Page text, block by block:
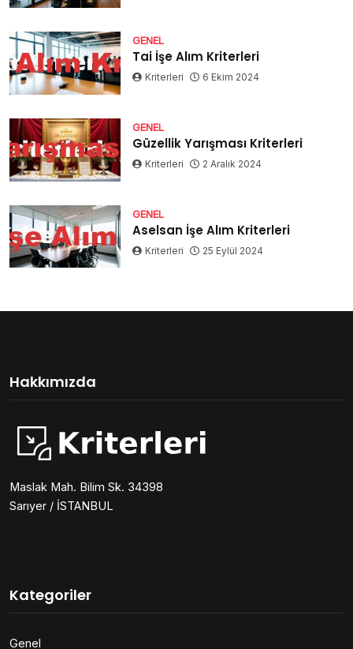
GENEL
Tai İşe Alım Kriterleri
Kriterleri 6 Ekim 2024
GENEL
Güzellik Yarışması Kriterleri
Kriterleri 2 Aralık 2024
GENEL
Aselsan İşe Alım Kriterleri
Kriterleri 25 Eylül 2024
Hakkımızda
Maslak Mah. Bilim Sk. 34398
Sarıyer / İSTANBUL
Kategoriler
Genel